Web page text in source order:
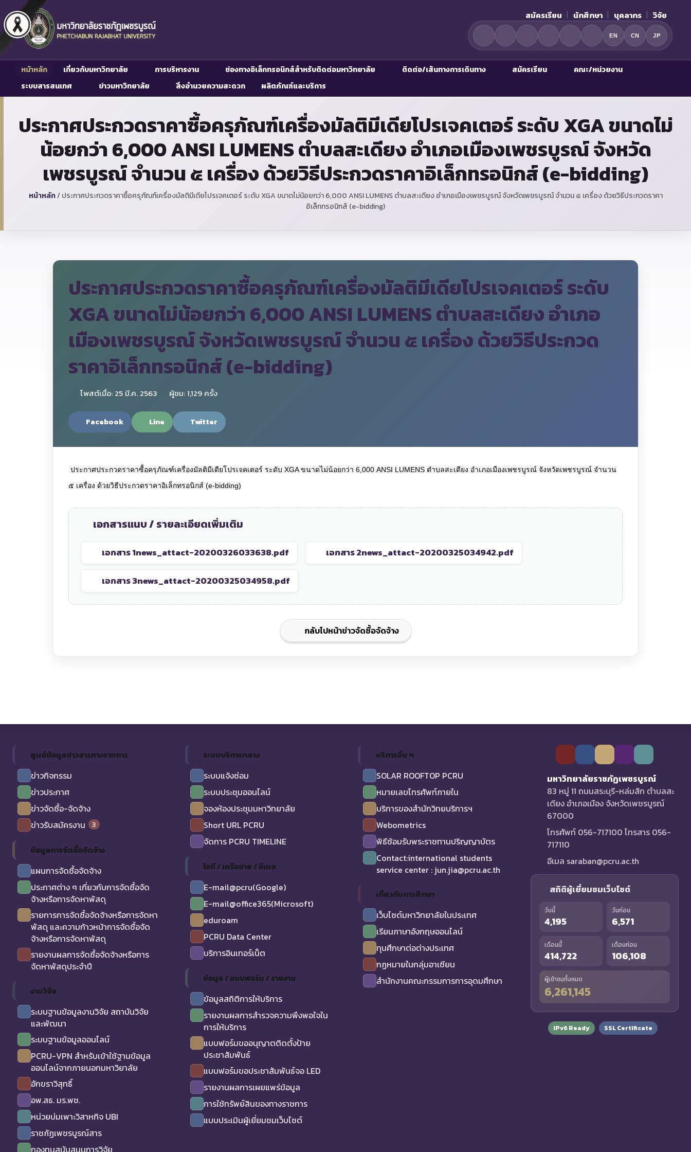
สมัครเรียน นักศึกษา บุคลากร วิจัย
EN CN JP
หน้าหลัก เกี่ยวกับมหาวิทยาลัย การบริหารงาน ช่องทางอิเล็กทรอนิกส์สำหรับติดต่อมหาวิทยาลัย ติดต่อ/เส้นทางการเดินทาง สมัครเรียน
คณะ/หน่วยงาน
ระบบสารสนเทศ
ข่าวมหาวิทยาลัย สิ่งอำนวยความสะดวก ผลิตภัณฑ์และบริการ
ประกาศประกวดราคาซื้อครุภัณฑ์เครื่องมัลติมีเดียโปรเจคเตอร์ ระดับ XGA ขนาดไม่
น้อยกว่า 6,000 ANSI LUMENS ตำบลสะเดียง อำเภอเมืองเพชรบูรณ์ จังหวัด
เพชรบูรณ์ จำนวน ๕ เครื่อง ด้วยวิธีประกวดราคาอิเล็กทรอนิกส์ (e-bidding)
หน้าหลัก/ ประกาศประกวดราคาซื้อครุภัณฑ์เครื่องมัลติมีเดียโปรเจคเตอร์ ระดับ XGA ขนาดไม่น้อยกว่า 6,000 ANSI LUMENS ตำบลสะเดียง อำเภอเมืองเพชรบูรณ์ จังหวัดเพชรบูรณ์ จำนวน ๕ เครื่อง ด้วยวิธีประกวดราคา
อิเล็กทรอนิกส์ (e-bidding)
ประกาศประกวดราคาซื้อครุภัณฑ์เครื่องมัลติมีเดียโปรเจคเตอร์ ระดับ
XGA ขนาดไม่น้อยกว่า 6,000 ANSI LUMENS ตำบลสะเดียง อำเภอ
เมืองเพชรบูรณ์ จังหวัดเพชรบูรณ์ จำนวน ๕ เครื่อง ด้วยวิธีประกวด
ราคาอิเล็กทรอนิกส์ (e-bidding)
โพสต์เมื่อ: 25 มี.ค. 2563 ผู้ชม: 1,129 ครั้ง
Facebook Line Twitter
ประกาศประกวดราคาซื้อครุภัณฑ์เครื่องมัลติมีเดียโปรเจคเตอร์ ระดับ XGA ขนาดไม่น้อยกว่า 6,000 ANSI LUMENS ตำบลสะเดียง อำเภอเมืองเพชรบูรณ์ จังหวัดเพชรบูรณ์ จำนวน
๕ เครื่อง ด้วยวิธีประกวดราคาอิเล็กทรอนิกส์ (e-bidding)
เอกสารแนบ / รายละเอียดเพิ่มเติม
เอกสาร 1news_attact-20200326033638.pdf เอกสาร 2news_attact-20200325034942.pdf
เอกสาร 3news_attact-20200325034958.pdf
กลับไปหน้าข่าวจัดซื้อจัดจ้าง
ศูนย์ข้อมูลข่าวสารทางราชการ
ข่าวกิจกรรม
ข่าวประกาศ
ข่าวจัดซื้อ-จัดจ้าง
ข่าวรับสมัครงาน
3
ข้อมูลการจัดซื้อจัดจ้าง
แผนการจัดซื้อจัดจ้าง
ประกาศต่าง ๆ เกี่ยวกับการจัดซื้อจัด
จ้างหรือการจัดหาพัสดุ
รายการการจัดซื้อจัดจ้างหรือการจัดหา
พัสดุ และความก้าวหน้าการจัดซื้อจัด
จ้างหรือการจัดหาพัสดุ
รายงานผลการจัดซื้อจัดจ้างหรือการ
จัดหาพัสดุประจำปี
งานวิจัย
ระบบฐานข้อมูลงานวิจัย สถาบันวิจัย
และพัฒนา
ระบบฐานข้อมูลออนไลน์
PCRU-VPN สำหรับเข้าใช้ฐานข้อมูล
ออนไลน์จากภายนอกมหาวิยาลัย
อักขราวิสุทธิ์
อพ.สธ. มร.พช.
หน่วยบ่มเพาะวิสาหกิจ UBI
ราชภัฏเพชรบูรณ์สาร
กองทุนสนับสนุนการวิจัย
ระบบบริการกลาง
ระบบแจ้งซ่อม
ระบบประชุมออนไลน์
จองห้องประชุมมหาวิทยาลัย
Short URL PCRU
จัดการ PCRU TIMELINE
ไอที / เครือข่าย / อีเมล
E-mail@pcru(Google)
E-mail@office365(Microsoft)
eduroam
PCRU Data Center
บริการอินเทอร์เน็ต
ข้อมูล / แบบฟอร์ม / รายงาน
ข้อมูลสถิติการให้บริการ
รายงานผลการสำรวจความพึงพอใจใน
การให้บริการ
แบบฟอร์มขออนุญาตติดตั้งป้าย
ประชาสัมพันธ์
แบบฟอร์มขอประชาสัมพันธ์จอ LED
รายงานผลการเผยแพร่ข้อมูล
การใช้ทรัพย์สินของทางราชการ
แบบประเมินผู้เยี่ยมชมเว็บไซต์
บริการอื่น ๆ
SOLAR ROOFTOP PCRU
หมายเลขโทรศัพท์ภายใน
บริการของสำนักวิทยบริการฯ
Webometrics
พิธีซ้อมรับพระราชทานปริญญาบัตร
Contact:international students
service center : jun.jia@pcru.ac.th
เกี่ยวกับการศึกษา
เว็บไซต์มหาวิทยาลัยในประเทศ
เรียนภาษาอังกฤษออนไลน์
ทุนศึกษาต่อต่างประเทศ
กฏหมายในกลุ่มอาเซียน
สำนักงานคณะกรรมการการอุดมศึกษา
มหาวิทยาลัยราชภัฏเพชรบูรณ์
83 หมู่ 11 ถนนสระบุรี-หล่มสัก ตำบลสะ
เดียง อำเภอเมือง จังหวัดเพชรบูรณ์
67000
โทรศัพท์ 056-717100 โทรสาร 056-
717110
อีเมล saraban@pcru.ac.th
สถิติผู้เยี่ยมชมเว็บไซต์
วันนี้
4,195
วันก่อน
6,571
เดือนนี้
414,722
เดือนก่อน
106,108
ผู้เข้าชมทั้งหมด
6,261,145
IPv6 Ready SSL Certificate